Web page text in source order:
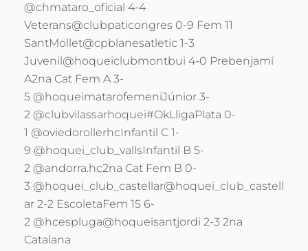
@chmataro_oficial 4-4
Veterans@clubpaticongres 0-9 Fem 11
SantMollet@cpblanesatletic 1-3
Juvenil@hoqueiclubmontbui 4-0 Prebenjamí
A2na Cat Fem A 3-
5 @hoqueimatarofemeniJúnior 3-
2 @clubvilassarhoquei#OkLligaPlata 0-
1 @oviedorollerhcInfantil C 1-
9 @hoquei_club_vallsInfantil B 5-
2 @andorra.hc2na Cat Fem B 0-
3 @hoquei_club_castellar@hoquei_club_castell
ar 2-2 EscoletaFem 15 6-
2 @hcespluga@hoqueisantjordi 2-3 2na
Catalana